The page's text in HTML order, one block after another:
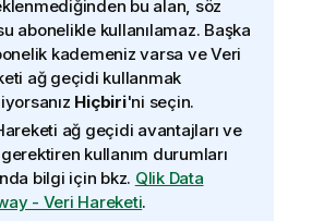
bu alan, söz
abonelikle kullanılamaz. Başka
kademeniz varsa veVeri
ağ geçidi kullanmak
Hiçbiri'ni seçin.
ağ geçidi avantajları ve
kullanım durumları
bilgi için bkz. Qlik Data
- Veri Hareketi.